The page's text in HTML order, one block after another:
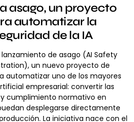
asago, un proyecto
automatizar la
de la IA
de asago (AI Safety
un nuevo proyecto de
automatizar uno de los mayores
empresarial: convertir las
cumplimiento normativo en
desplegarse directamente
La iniciativa nace con el